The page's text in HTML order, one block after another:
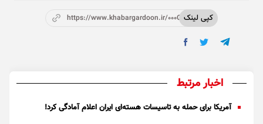
کپی لینکhttps://www.khabargardoon.ir/000OZj
اخبار مرتبط
آمریکا برای حمله به تاسیسات هسته‌ای ایران اعلام آمادگی کرد!